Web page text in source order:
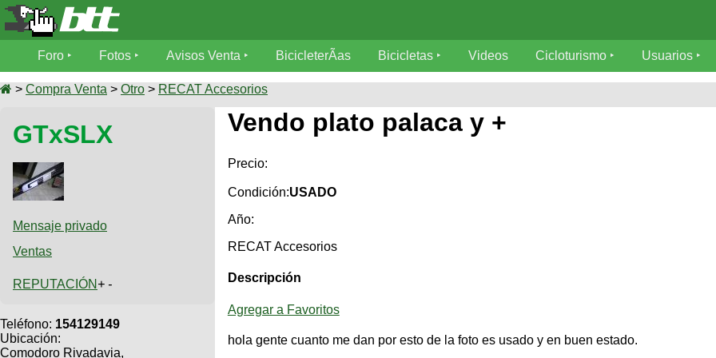
Foro
MecÃ¡nica
Fotos
SUBÃ
tu foto
Galeria
XC
Bicicletas
Viajes
Dirt
Avisos
Ventas
tu
Buscar
Fotos
BicicleterÃ­
Bicicletas
Tandem
Videos
Cicloturismo
Foro Fotos Avisos Venta BicicleterÃ­as Bicicletas Videos Cicloturismo Usuarios
> Compra Venta > Otro > RECAT Accesorios
GTxSLX
Mensaje privado
Ventas
REPUTACIÓN + -
Teléfono: 154129149
Ubicación:
Comodoro Rivadavia,
Vendo plato palaca y +
Precio:
Condición:USADO
Año:
RECAT Accesorios
Descripción
Agregar a Favoritos
hola gente cuanto me dan por esto de la foto es usado y en buen estado.